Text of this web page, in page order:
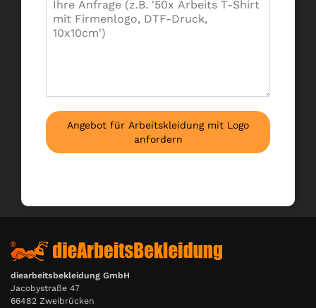
Angebot für Arbeitskleidung mit Logo
anfordern
diearbeitsbekleidung GmbH
Jacobystraße 47
66482 Zweibrücken